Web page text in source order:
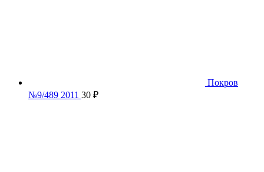
Покров
№9/489 2011 30 ₽